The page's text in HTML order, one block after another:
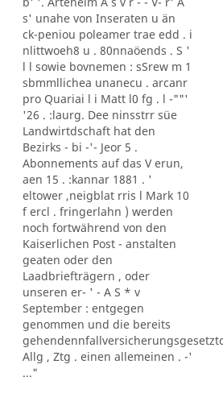
s' unahe von Inseraten u än
ck-peniou poleamer trae edd . i
nlittwoeh8 u . 80nnaöends . S '
l l sowie bovnemen : sSrew m 1
sbmmllichea unanecu . arcanr
pro Quariai l i Matt l0 fg . l -""'
'26 . :laurg. Dee ninsstrr süe
Landwirtdschaft hat den
Bezirks - bi -'- Jeor 5 .
Abonnements auf das V erun,
aen 15 . :kannar 1881 . '
eltower ,neigblat rris l Mark 10
f ercl . fringerlahn ) werden
noch fortwährend von den
Kaiserlichen Post - anstalten
geaten oder den
Laadbriefträgern , oder
unseren er- ' - A S * v
September : entgegen
genommen und die bereits
Allg , Ztg . einen allemeinen . -'
..."